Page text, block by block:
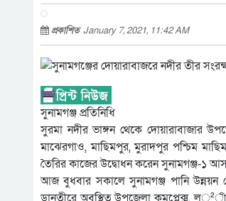
প্রকাশিতJanuary 7, 2021, 11:42 AM
সুনামগঞ্জ প্রতিনিধি
সুরমা নদীর ভাঙ্গন থেকে দোয়ারাবাজার
মাঝেরগাও, মাছিমপুর, মুরাদপুর পশ্চিম
তৈরির কাজের উদ্বোধন করেন সুনামগঞ্জ-১
আজ বুধবার সকালে সুনামগঞ্জ পানি